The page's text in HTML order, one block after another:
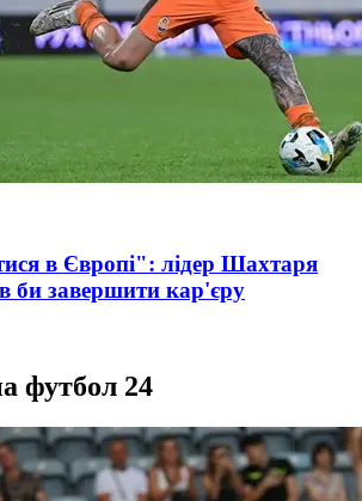
в Європі": лідер Шахтаря
би завершити кар'єру
футбол 24